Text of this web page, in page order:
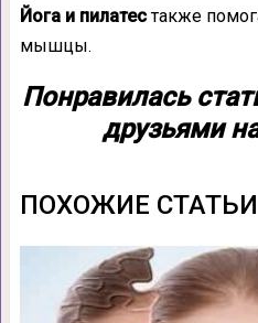
Йога и пилатестакже
мышцы.
Понравилась
друзьями
ПОХОЖИЕ СТАТЬИ